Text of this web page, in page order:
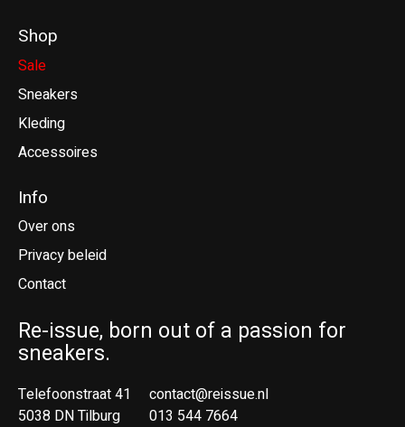
Shop
Sale
Sneakers
Kleding
Accessoires
Info
Over ons
Privacy beleid
Contact
Re-issue, born out of a passion for
sneakers.
Telefoonstraat 41
5038 DN Tilburg
contact@reissue.nl
013 544 7664